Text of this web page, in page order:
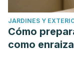
JARDINES Y
Cómo
como